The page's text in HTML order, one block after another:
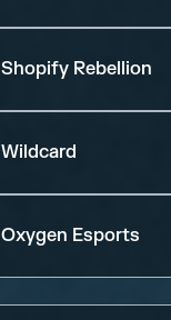
Shopify Rebellion
Wildcard
Oxygen Esports